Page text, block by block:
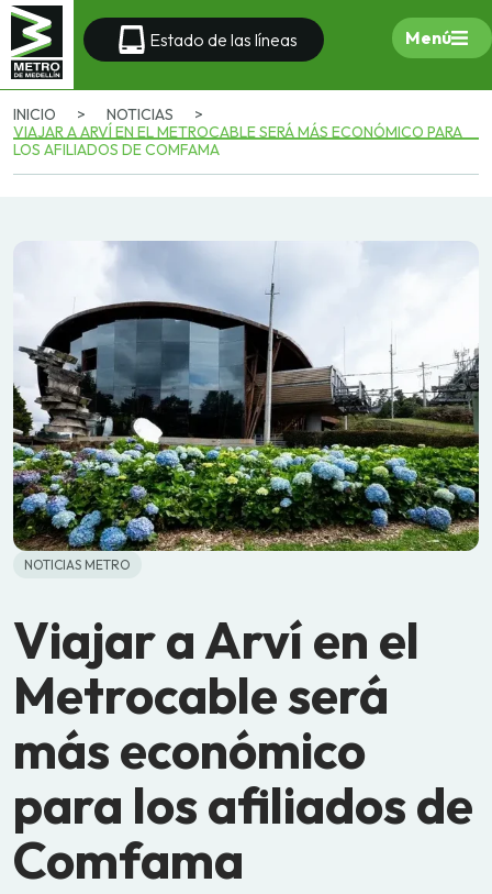
Estado de las líneas Menú
INICIO > NOTICIAS
>
VIAJAR A ARVÍ EN EL METROCABLE SERÁ MÁS ECONÓMICO PARA
LOS AFILIADOS DE COMFAMA
NOTICIAS METRO
Viajar a Arví en el
Metrocable será
más económico
para los afiliados de
Comfama